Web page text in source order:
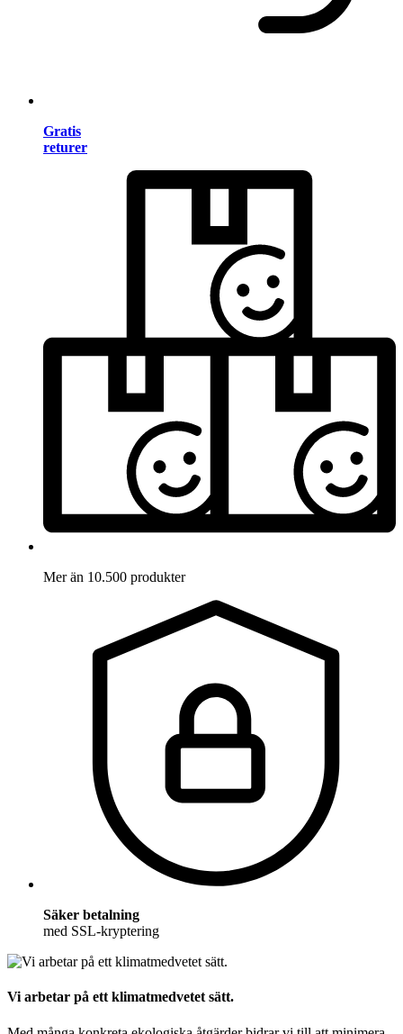
Gratis
returer
Mer än 10.500 produkter
Säker betalning
med SSL-kryptering
Vi arbetar på ett klimatmedvetet sätt.